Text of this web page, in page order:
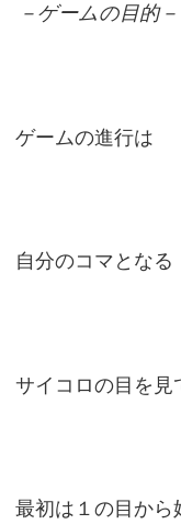
－ゲームの目的－
ゲームの進行は
自分のコマとなる
サイコロの目を見
最初は１の目から